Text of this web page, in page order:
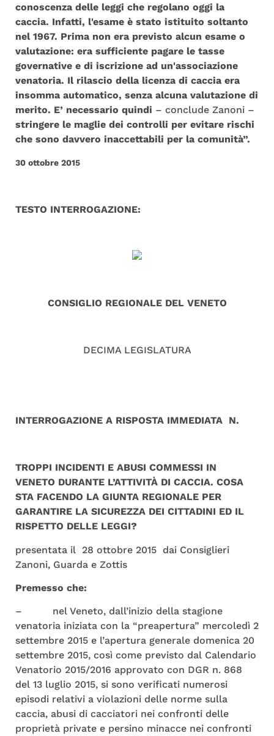
conoscenza delle leggi che regolano oggi la
caccia. Infatti, l'esame è stato istituito soltanto
nel 1967. Prima non era previsto alcun esame o
valutazione: era sufficiente pagare le tasse
governative e di iscrizione ad un'associazione
venatoria. Il rilascio della licenza di caccia era
insomma automatico, senza alcuna valutazione di
merito. E’ necessario quindi – conclude Zanoni –
stringere le maglie dei controlli per evitare rischi
che sono davvero inaccettabili per la comunità”.
30 ottobre 2015
TESTO INTERROGAZIONE:
CONSIGLIO REGIONALE DEL VENETO
DECIMA LEGISLATURA
INTERROGAZIONE A RISPOSTA IMMEDIATA N.
TROPPI INCIDENTI E ABUSI COMMESSI IN
VENETO DURANTE L’ATTIVITÀ DI CACCIA. COSA
STA FACENDO LA GIUNTA REGIONALE PER
GARANTIRE LA SICUREZZA DEI CITTADINI ED IL
RISPETTO DELLE LEGGI?
presentata il 28 ottobre 2015 dai Consiglieri
Zanoni, Guarda e Zottis
Premesso che:
– nel Veneto, dall’inizio della stagione
venatoria iniziata con la “preapertura” mercoledì 2
settembre 2015 e l’apertura generale domenica 20
settembre 2015, così come previsto dal Calendario
Venatorio 2015/2016 approvato con DGR n. 868
del 13 luglio 2015, si sono verificati numerosi
episodi relativi a violazioni delle norme sulla
caccia, abusi di cacciatori nei confronti delle
proprietà private e persino minacce nei confronti